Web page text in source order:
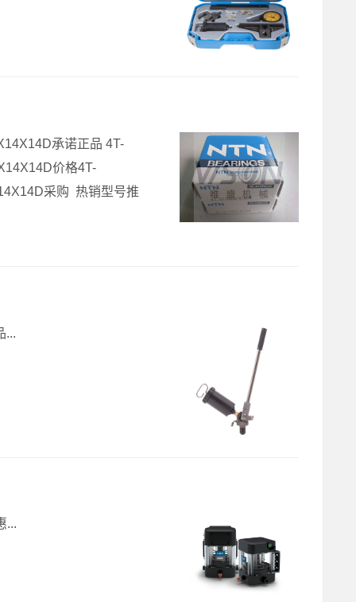
承诺正品 4T-
价格4T-
采购 热销型号推
...
...